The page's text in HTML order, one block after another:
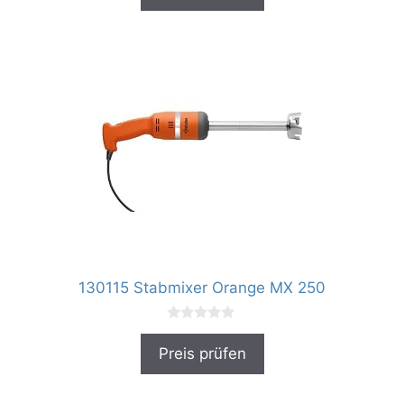
130115 Stabmixer Orange MX 250
0
o
Preis prüfen